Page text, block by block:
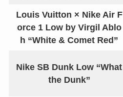
Louis Vuitton × Nike Air F
orce 1 Low by Virgil Ablo
h “White & Comet Red”
Nike SB Dunk Low “What
the Dunk”